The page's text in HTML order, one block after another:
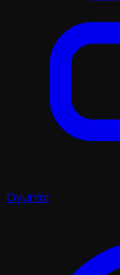
Oyunlar